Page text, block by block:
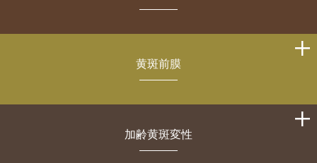
黄斑前膜
加齢黄斑変性